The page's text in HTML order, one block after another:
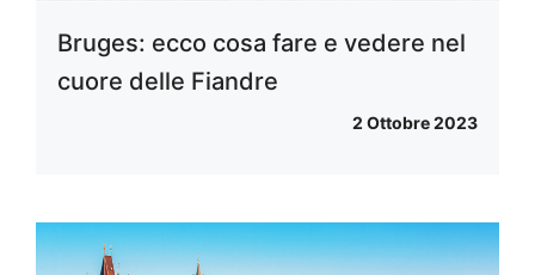
Bruges: ecco cosa fare e vedere nel
cuore delle Fiandre
2 Ottobre 2023